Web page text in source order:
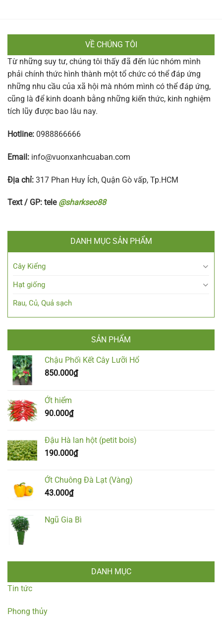
VỀ CHÚNG TÔI
Từ những suy tư, chúng tôi thấy đã đến lúc nhóm mình
phải chính thức hình thành một tổ chức có thể đáp ứng
những nhu cầu của xã hội mà nhóm mình có thể đáp ứng,
cũng là để kinh doanh bằng những kiến thức, kinh nghiệm
tích lũy được bao lâu nay.
Hotline: 0988866666
Email: info@vuonxanhcuaban.com
Địa chỉ: 317 Phan Huy Ích, Quận Gò vấp, Tp.HCM
Text / GP: tele @sharkseo88
DANH MỤC SẢN PHẨM
Cây Kiểng
Hạt giống
Rau, Củ, Quả sạch
SẢN PHẨM
Chậu Phối Kết Cây Lưỡi Hổ
850.000₫
Ớt hiểm
90.000₫
Đậu Hà lan hột (petit bois)
190.000₫
Ớt Chuông Đà Lạt (Vàng)
43.000₫
Ngũ Gia Bì
DANH MỤC
Tin tức
Phong thủy